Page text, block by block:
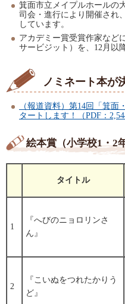
箕面市立メイプルホールの
司会・進行により開催され
しています。
アカデミー賞受賞作家など
サービジット）を、12月以
ノミネート本が
（報道資料）第14回「箕
タートします！（PDF：
絵本賞（小学校1・2
タイトル
1
『へびのニョロリンさ
ん』
2
『こいぬをつれたかりう
ど』